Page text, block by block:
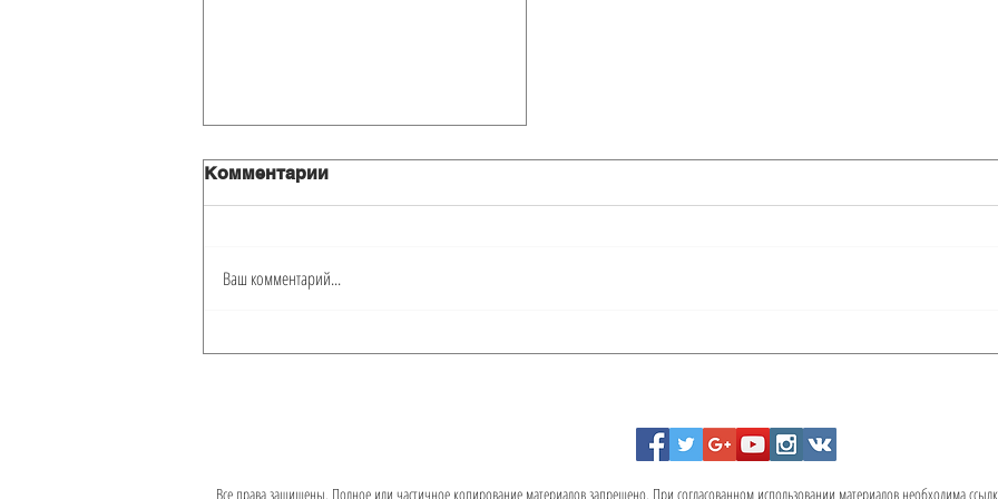
Комментарии
Ваш комментарий...
Все права защищены. Полное или частичное копирование материалов запрещено. При согласованном использовании материалов необходима